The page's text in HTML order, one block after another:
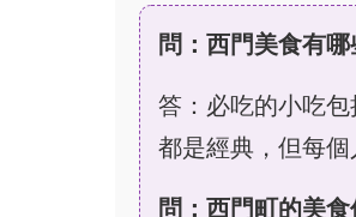
問：西門美食有
答：必吃的小吃
都是經典，但每個
問：西門町的美